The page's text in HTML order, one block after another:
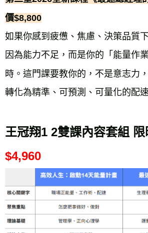
價$8,800
如果你感到疲憊、焦慮、決策品質
因為能力不足，而是你的「能量作
時。這門課要教你的，不是意志力
轉化為精準、可預測、可量化的配
王冠翔1 2雙課內容套組 限
$4,960